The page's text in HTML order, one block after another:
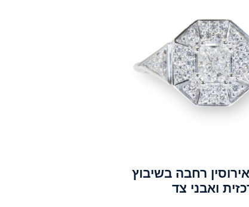
רחבה בשיבוץ
ואבני צד